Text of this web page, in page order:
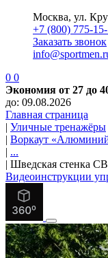
Москва, ул.
+7 (800) 775-
Заказать звонок
0 0
Экономия от 27 до
до: 09.08.2026
Главная страница
| Уличные тренажёры
| Воркаут
| ...
| Шведская стенка
Видеоинструкции